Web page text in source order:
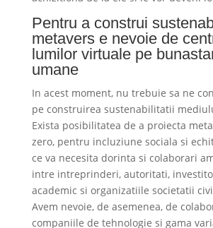
Pentru a construi
metavers e nevoie de
lumilor virtuale pe
umane
In acest moment, nu trebuie sa ne
pe construirea sustenabilitatii
Exista posibilitatea de a proiecta
zero, pentru incluziune sociala si
ce va necesita dorinta si colaborari
intre intreprinderi, autoritati,
academic si organizatiile societatii
Avem nevoie, de asemenea, de
companiile de tehnologie si gama